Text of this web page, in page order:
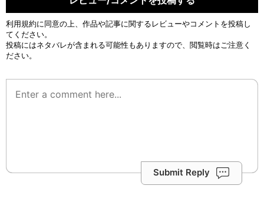
利用規約に同意の上、作品や記事に関するレビューやコメントを投稿し
てください。
投稿にはネタバレが含まれる可能性もありますので、閲覧時はご注意く
ださい。
Submit Reply